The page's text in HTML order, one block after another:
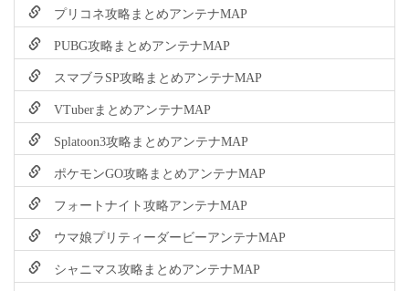
プリコネ攻略まとめアンテナMAP
PUBG攻略まとめアンテナMAP
スマブラSP攻略まとめアンテナMAP
VTuberまとめアンテナMAP
Splatoon3攻略まとめアンテナMAP
ポケモンGO攻略まとめアンテナMAP
フォートナイト攻略アンテナMAP
ウマ娘プリティーダービーアンテナMAP
シャニマス攻略まとめアンテナMAP